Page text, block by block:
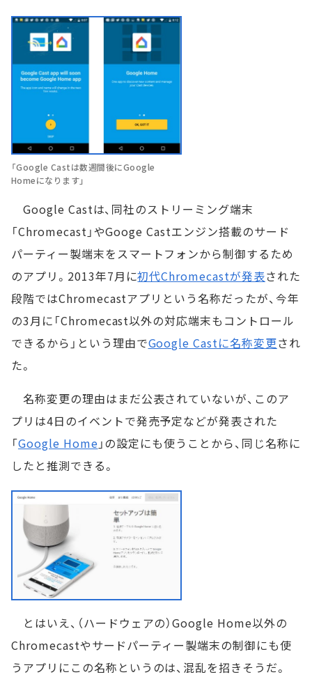
「Google Castは数週間後にGoogle
Homeになります」
Google Castは、同社のストリーミング端末
「Chromecast」やGooge Castエンジン搭載のサード
パーティー製端末をスマートフォンから制御するため
のアプリ。2013年7月に初代Chromecastが発表された
段階ではChromecastアプリという名称だったが、今年
の3月に「Chromecast以外の対応端末もコントロール
できるから」という理由でGoogle Castに名称変更され
た。
名称変更の理由はまだ公表されていないが、このア
プリは4日のイベントで発売予定などが発表された
「Google Home 」の設定にも使うことから、同じ名称に
したと推測できる。
とはいえ、（ハードウェアの）Google Home以外の
Chromecastやサードパーティー製端末の制御にも使
うアプリにこの名称というのは、混乱を招きそうだ。